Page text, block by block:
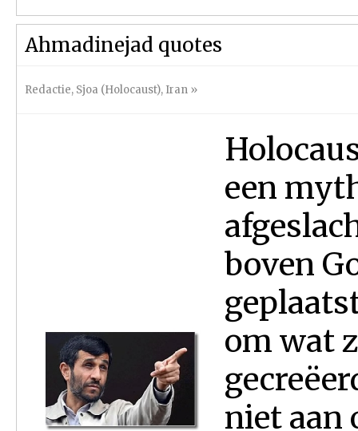
Ahmadinejad quotes
Redactie, Sjoa (Holocaust), Iran »
een
boven
om wat
niet aan